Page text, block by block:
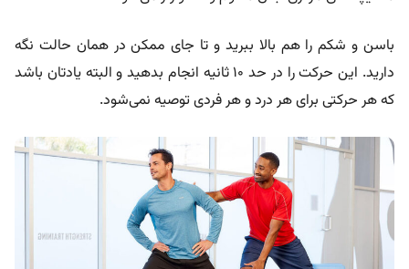
باسن و شکم را هم بالا ببرید و تا جای ممکن در همان حالت نگه
دارید. این حرکت را در حد ۱۰ ثانیه انجام بدهید و البته یادتان باشد
که هر حرکتی برای هر درد و هر فردی توصیه نمی‌شود.